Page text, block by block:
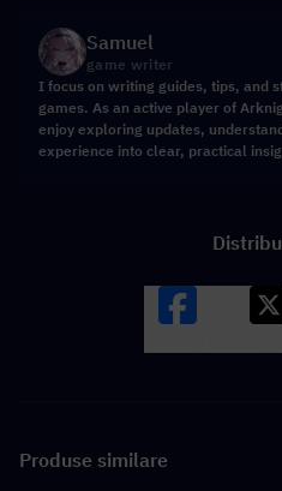
Samuel
game writer
I focus on writing guides, tips, and
games. As an active player of
enjoy exploring updates,
experience into clear, practical
Produse similare